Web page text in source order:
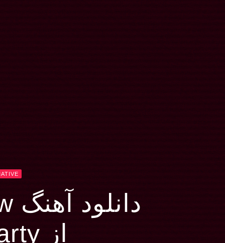
دانلود آهنگ Way Down Now
از World Party